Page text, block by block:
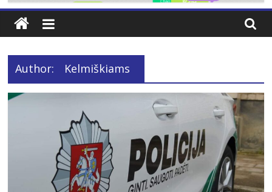
Author: Kelmiškiams